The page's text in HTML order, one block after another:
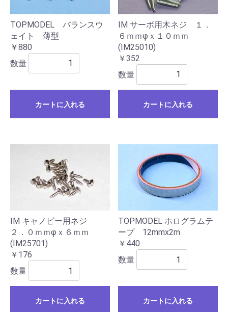
TOPMODEL バランスウ
ェイト 薄型
￥880
数量
カートに入れる
IM サーボ用木ネジ １．
６ｍｍφｘ１０ｍｍ
(IM25010)
￥352
数量
カートに入れる
IM キャノピー用ネジ
２．０ｍｍφｘ６ｍｍ
(IM25701)
￥176
数量
カートに入れる
TOPMODEL ホログラムテ
ープ 12mmx2m
￥440
数量
カートに入れる